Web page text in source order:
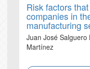
Risk factors
companies in
manufacturing
Juan José Salguero
Martínez